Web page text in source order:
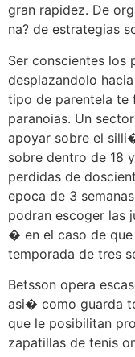
gran rapidez. De
na? de estrategias
Ser conscientes los
desplazandolo
tipo de parentela te
paranoias. Un
apoyar sobre el
sobre dentro de 18
perdidas de
epoca de 3
podran escoger las
� en el caso de
temporada de tres
Betsson opera
asi� como guarda
que le posibilitan
zapatillas de tenis